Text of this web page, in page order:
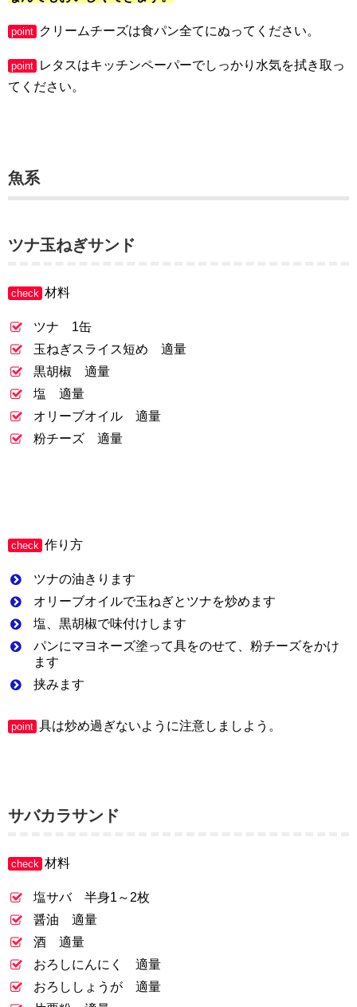
point クリームチーズは食パン全てにぬってください。
point
レタスはキッチンペーパーでしっかり水気を拭き取っ
てください。
魚系
ツナ玉ねぎサンド
check 材料
ツナ 1缶
玉ねぎスライス短め 適量
黒胡椒 適量
塩 適量
オリーブオイル 適量
粉チーズ 適量
check 作り方
ツナの油きります
オリーブオイルで玉ねぎとツナを炒めます
塩、黒胡椒で味付けします
パンにマヨネーズ塗って具をのせて、粉チーズをかけ
ます
挟みます
point 具は炒め過ぎないように注意しましよう。
サバカラサンド
check 材料
塩サバ 半身1～2枚
醤油 適量
酒 適量
おろしにんにく 適量
おろししょうが 適量